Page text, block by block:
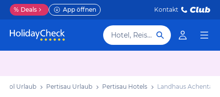
% Deals App öffnen Kontakt
Hotel, Reiseziel
Tirol Urlaub Pertisau Urlaub Pertisau Hotels Landhaus Achental